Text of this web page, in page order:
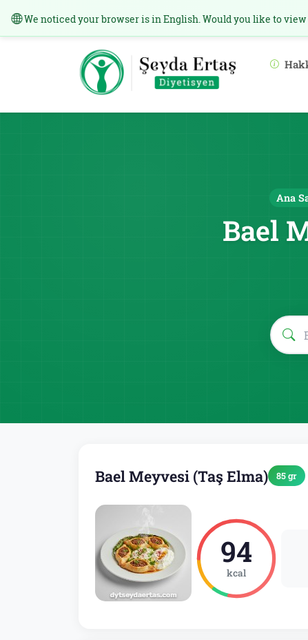
We noticed your browser is in English. Would you like to
Ana
Bael
Bael Meyvesi (Taş Elma) 85 gr
94
kcal